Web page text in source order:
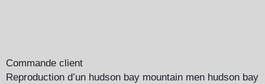
Commande client
Reproduction d’un hudson bay mountain men hudson bay